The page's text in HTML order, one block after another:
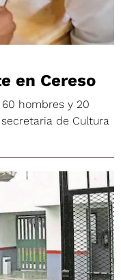
en Cereso
hombres y 20
de Cultura